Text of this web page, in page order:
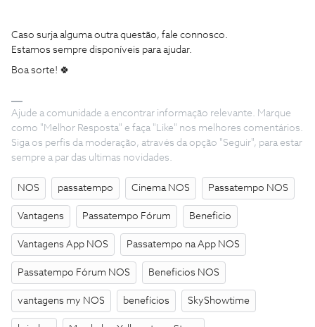
Caso surja alguma outra questão, fale connosco.
Estamos sempre disponíveis para ajudar.
Boa sorte! 🍀
Ajude a comunidade a encontrar informação relevante. Marque
como "Melhor Resposta" e faça "Like" nos melhores comentários.
Siga os perfis da moderação, através da opção "Seguir", para estar
sempre a par das ultimas novidades.
NOS passatempo Cinema NOS Passatempo NOS
Vantagens Passatempo Fórum Beneficio
Vantagens App NOS Passatempo na App NOS
Passatempo Fórum NOS Beneficios NOS
vantagens my NOS benefícios SkyShowtime